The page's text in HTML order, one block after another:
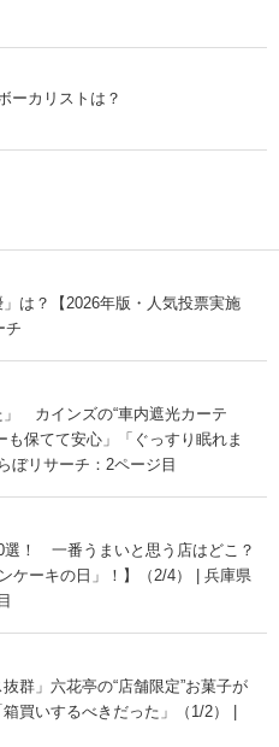
ーカリストは？
は？【2026年版・人気投票実施
チ
」 カインズの“車内遮光カーテ
保てて安心」「ぐっすり眠れま
ぼリサーチ：2ページ目
選！ 一番うまいと思う店はどこ？
ケーキの日」！】（2/4） | 兵庫県
群」六花亭の“店舗限定”お菓子が
買いするべきだった」（1/2） |